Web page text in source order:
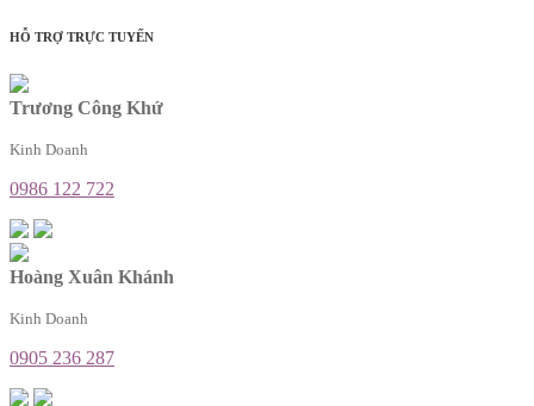
HỖ TRỢ TRỰC TUYẾN
Trương Công Khứ
Kinh Doanh
0986 122 722
Hoàng Xuân Khánh
Kinh Doanh
0905 236 287